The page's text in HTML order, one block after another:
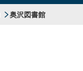
奥沢図書館